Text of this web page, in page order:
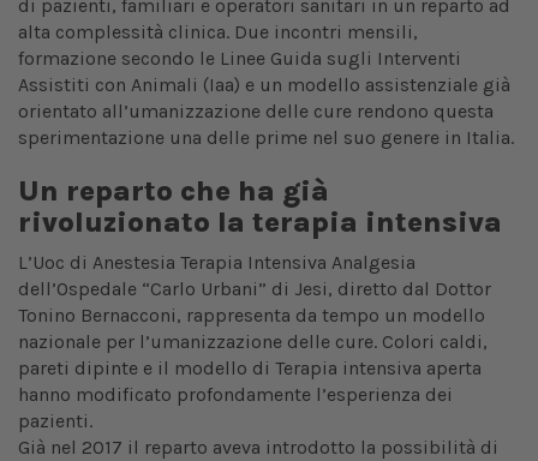
di pazienti, familiari e operatori sanitari in un reparto ad
alta complessità clinica. Due incontri mensili,
formazione secondo le Linee Guida sugli Interventi
Assistiti con Animali (Iaa) e un modello assistenziale già
orientato all’umanizzazione delle cure rendono questa
sperimentazione una delle prime nel suo genere in Italia.
Un reparto che ha già
rivoluzionato la terapia intensiva
L’Uoc di Anestesia Terapia Intensiva Analgesia
dell’Ospedale “Carlo Urbani” di Jesi, diretto dal Dottor
Tonino Bernacconi, rappresenta da tempo un modello
nazionale per l’umanizzazione delle cure. Colori caldi,
pareti dipinte e il modello di Terapia intensiva aperta
hanno modificato profondamente l’esperienza dei
pazienti.
Già nel 2017 il reparto aveva introdotto la possibilità di